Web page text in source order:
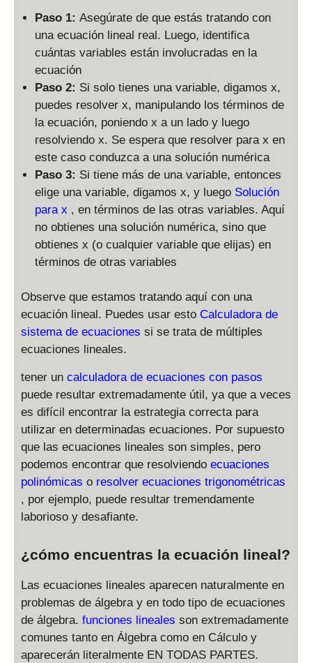
Paso 1: Asegúrate de que estás tratando con
una ecuación lineal real. Luego, identifica
cuántas variables están involucradas en la
ecuación
Paso 2: Si solo tienes una variable, digamos x,
puedes resolver x, manipulando los términos de
la ecuación, poniendo x a un lado y luego
resolviendo x. Se espera que resolver para x en
este caso conduzca a una solución numérica
Paso 3: Si tiene más de una variable, entonces
elige una variable, digamos x, y luego Solución
para x , en términos de las otras variables. Aquí
no obtienes una solución numérica, sino que
obtienes x (o cualquier variable que elijas) en
términos de otras variables
Observe que estamos tratando aquí con una
ecuación lineal. Puedes usar esto Calculadora de
sistema de ecuaciones si se trata de múltiples
ecuaciones lineales.
tener un calculadora de ecuaciones con pasos
puede resultar extremadamente útil, ya que a veces
es difícil encontrar la estrategia correcta para
utilizar en determinadas ecuaciones. Por supuesto
que las ecuaciones lineales son simples, pero
podemos encontrar que resolviendo ecuaciones
polinómicas o resolver ecuaciones trigonométricas
, por ejemplo, puede resultar tremendamente
laborioso y desafiante.
¿cómo encuentras la ecuación lineal?
Las ecuaciones lineales aparecen naturalmente en
problemas de álgebra y en todo tipo de ecuaciones
de álgebra. funciones lineales son extremadamente
comunes tanto en Álgebra como en Cálculo y
aparecerán literalmente EN TODAS PARTES.